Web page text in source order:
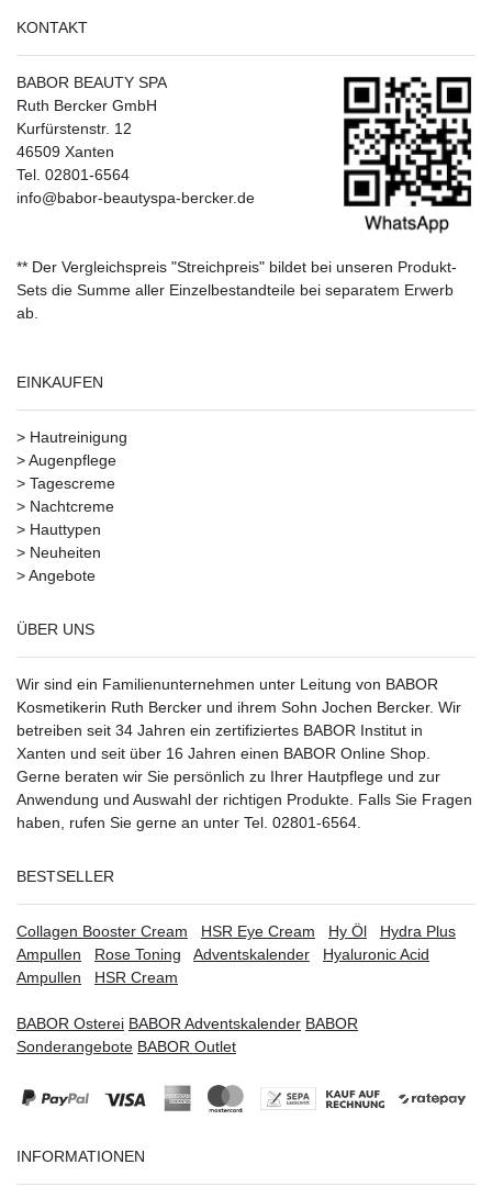
KONTAKT
BABOR BEAUTY SPA
Ruth Bercker GmbH
Kurfürstenstr. 12
46509 Xanten
Tel. 02801-6564
info@babor-beautyspa-bercker.de
** Der Vergleichspreis "Streichpreis" bildet bei unseren Produkt-
Sets die Summe aller Einzelbestandteile bei separatem Erwerb
ab.
EINKAUFEN
> Hautreinigung
>Augenpflege
> Tagescreme
> Nachtcreme
> Hauttypen
> Neuheiten
>Angebote
ÜBER UNS
Wir sind ein Familienunternehmen unter Leitung von BABOR
Kosmetikerin Ruth Bercker und ihrem Sohn Jochen Bercker. Wir
betreiben seit 34 Jahren ein zertifiziertes BABOR Institut in
Xanten und seit über 16 Jahren einen BABOR Online Shop.
Gerne beraten wir Sie persönlich zu Ihrer Hautpflege und zur
Anwendung und Auswahl der richtigen Produkte. Falls Sie Fragen
haben, rufen Sie gerne an unter Tel. 02801-6564.
BESTSELLER
Collagen Booster Cream HSR Eye Cream Hy Öl
Hydra Plus
Ampullen
Rose Toning Adventskalender
Hyaluronic Acid
Ampullen
HSR Cream
BABOR Osterei BABOR Adventskalender BABOR
Sonderangebote BABOR Outlet
INFORMATIONEN